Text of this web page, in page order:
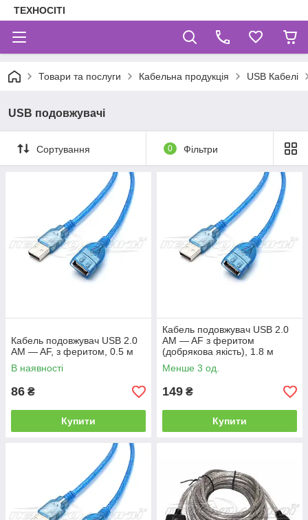
ТЕХНОСІТІ
Товари та послуги Кабельна продукція USB Кабелі
USB подовжувачі
Сортування 0 Фільтри
Кабель подовжувач USB 2.0
AM — AF, з феритом, 0.5 м
В наявності
86 ₴
Купити
Кабель подовжувач USB 2.0
AM — AF з феритом
(добрякова якість), 1.8 м
Менше 3 од.
149 ₴
Купити